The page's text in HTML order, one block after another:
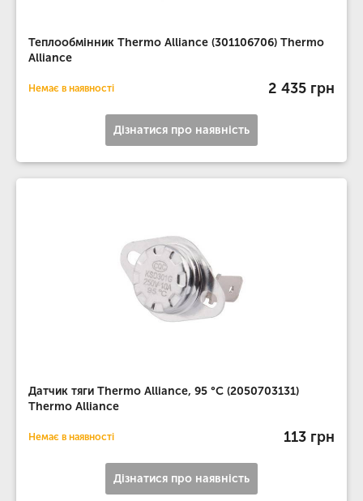
Теплообмінник Thermo Alliance (301106706) Thermo
Alliance
Немає в наявності 2 435 грн
Дізнатися про наявність
Датчик тяги Thermo Alliance, 95 °С (2050703131)
Thermo Alliance
Немає в наявності 113 грн
Дізнатися про наявність